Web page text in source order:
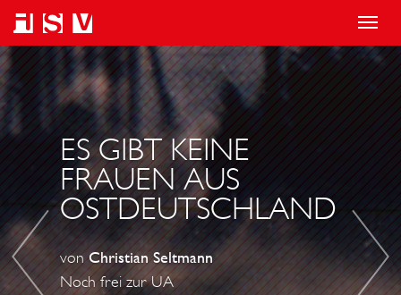
T
o
g
a
v
i
A
U
F
S
T
N
D
!
D
A
C
K
L
ES GIBT KEINE
FRAUEN AUS
OSTDEUTSCHLAND
vonChristian Seltmann
Noch frei zur UA